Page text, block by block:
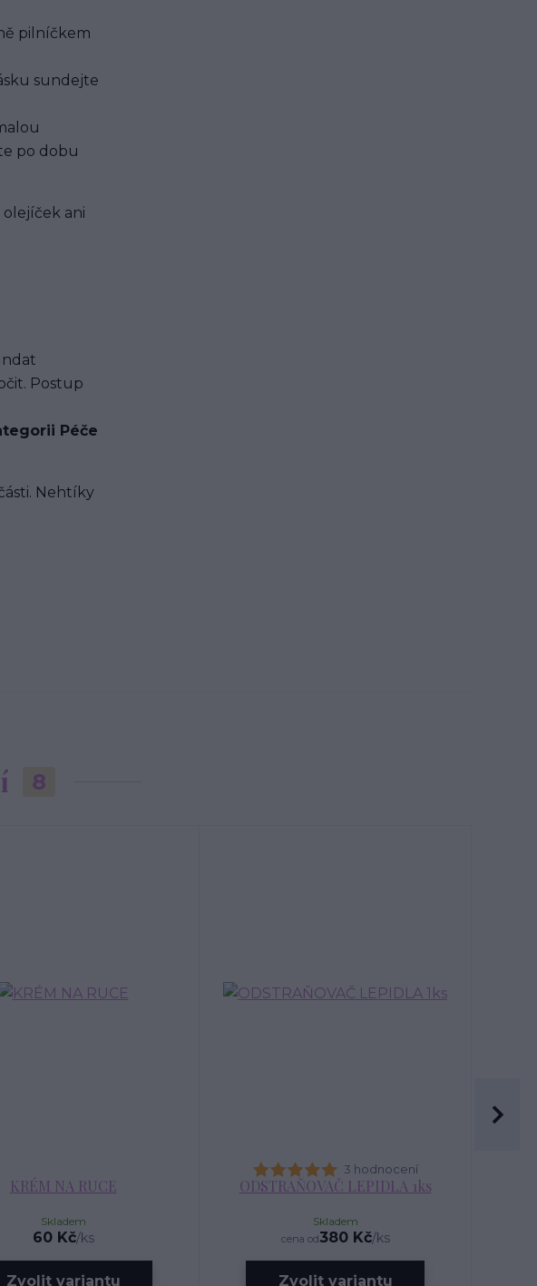
pilníčkem
sundejte
po dobu
ani
Postup
Péče
Nehtíky
8
KRÉM NA RUCE
60 Kč/ks
Skladem
Zvolit variantu
3 hodnocení
ODSTRAŇOVAČ LEPIDLA 1ks
cena od380 Kč/ks
Skladem
Zvolit variantu